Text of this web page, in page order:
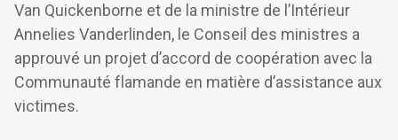
Van Quickenborne et de la ministre de l’Intérieur
Annelies Vanderlinden, le Conseil des ministres a
approuvé un projet d’accord de coopération avec la
Communauté flamande en matière d’assistance aux
victimes.